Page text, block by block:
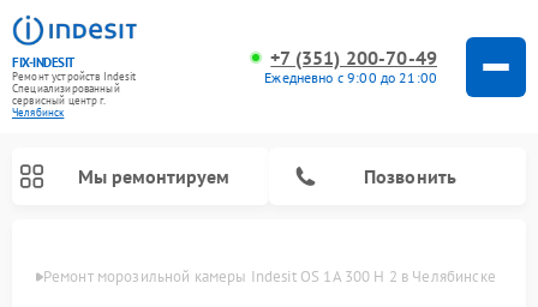
FIX-INDESIT
Ремонт устройств Indesit
Специализированный
cервисный центр г.
Челябинск
+7 (351) 200-70-49
Ежедневно с 9:00 до 21:00
Мы ремонтируем Позвонить
Ремонт морозильной камеры Indesit OS 1A 300 H 2 в Челябинске